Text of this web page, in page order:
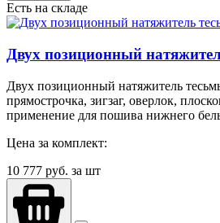
Есть на складе
Двух позиционный
Двух позиционный натяжитель
прямострочка, зигзаг, оверлок,
применение для пошива нижнего
Цена за комплект:
10 777 руб. за шт